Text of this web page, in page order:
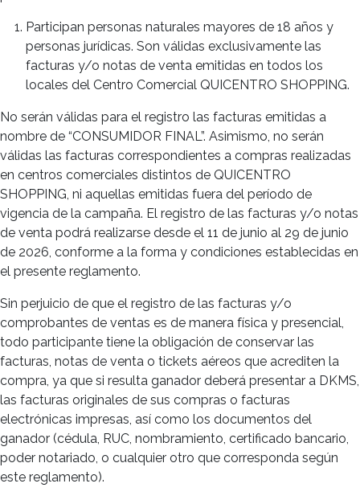
Participan personas naturales mayores de 18 años y
personas jurídicas. Son válidas exclusivamente las
facturas y/o notas de venta emitidas en todos los
locales del Centro Comercial QUICENTRO SHOPPING.
No serán válidas para el registro las facturas emitidas a
nombre de “CONSUMIDOR FINAL”. Asimismo, no serán
válidas las facturas correspondientes a compras realizadas
en centros comerciales distintos de QUICENTRO
SHOPPING, ni aquellas emitidas fuera del período de
vigencia de la campaña. El registro de las facturas y/o notas
de venta podrá realizarse desde el 11 de junio al 29 de junio
de 2026, conforme a la forma y condiciones establecidas en
el presente reglamento.
Sin perjuicio de que el registro de las facturas y/o
comprobantes de ventas es de manera física y presencial,
todo participante tiene la obligación de conservar las
facturas, notas de venta o tickets aéreos que acrediten la
compra, ya que si resulta ganador deberá presentar a DKMS,
las facturas originales de sus compras o facturas
electrónicas impresas, así como los documentos del
ganador (cédula, RUC, nombramiento, certificado bancario,
poder notariado, o cualquier otro que corresponda según
este reglamento).